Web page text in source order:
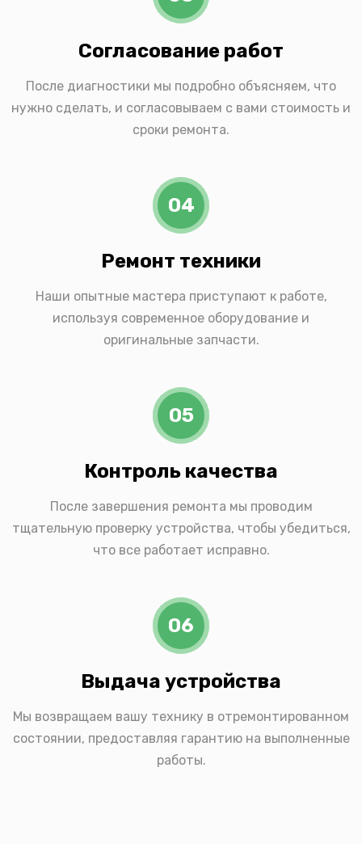
Согласование работ
После диагностики мы подробно объясняем, что
нужно сделать, и согласовываем с вами стоимость и
сроки ремонта.
04
Ремонт техники
Наши опытные мастера приступают к работе,
используя современное оборудование и
оригинальные запчасти.
05
Контроль качества
После завершения ремонта мы проводим
тщательную проверку устройства, чтобы убедиться,
что все работает исправно.
06
Выдача устройства
Мы возвращаем вашу технику в отремонтированном
состоянии, предоставляя гарантию на выполненные
работы.